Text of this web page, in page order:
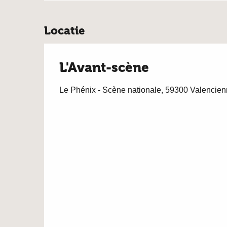
Locatie
L'Avant-scène
Le Phénix - Scène nationale, 59300